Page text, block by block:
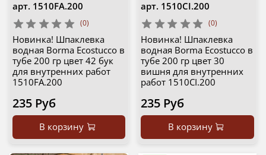
арт. 1510FA.200
(0)
Новинка! Шпаклевка
водная Borma Ecostucco в
тубе 200 гр цвет 42 бук
для внутренних работ
1510FA.200
235 Руб
В корзину
арт. 1510CI.200
(0)
Новинка! Шпаклевка
водная Borma Ecostucco в
тубе 200 гр цвет 30
вишня для внутренних
работ 1510CI.200
235 Руб
В корзину